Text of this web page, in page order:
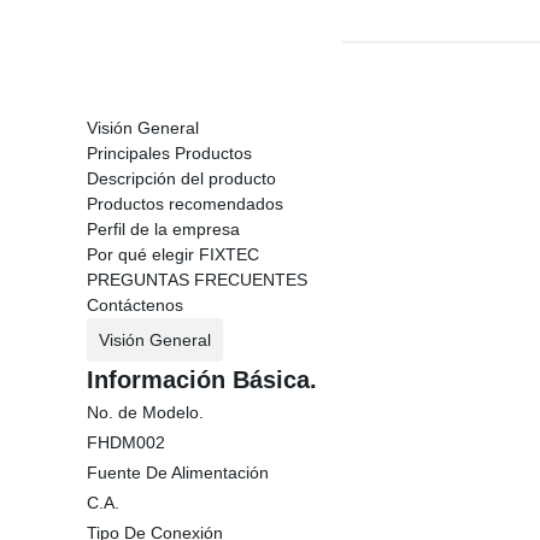
Visión General
Principales Productos
Descripción del producto
Productos recomendados
Perfil de la empresa
Por qué elegir FIXTEC
PREGUNTAS FRECUENTES
Contáctenos
Visión General
Información Básica.
No. de Modelo.
FHDM002
Fuente De Alimentación
C.A.
Tipo De Conexión